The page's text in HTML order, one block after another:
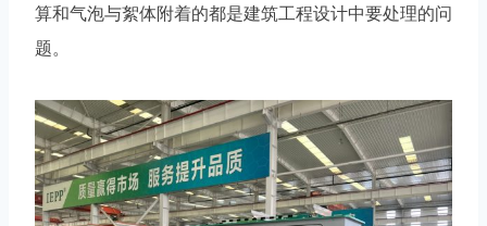
算和气泡与絮体附着的都是建筑工程设计中要处理的问
题。